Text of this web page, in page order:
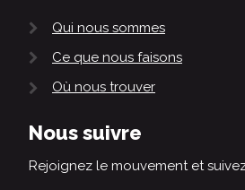
Qui nous sommes
Ce que nous faisons
Où nous trouver
Nous suivre
Rejoignez le mouvement et